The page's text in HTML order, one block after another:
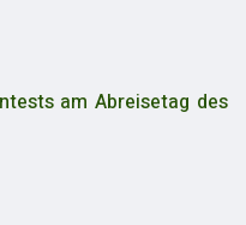
am Abreisetag des